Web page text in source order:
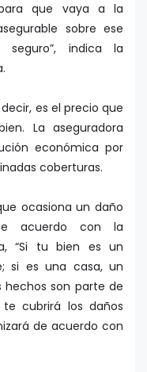
que vaya a la
sobre ese
indica la
es el precio que
La aseguradora
económica por
coberturas.
ocasiona un daño
acuerdo con la
“Si tu bien es un
si es una casa, un
hechos son parte de
cubrirá los daños
de acuerdo con